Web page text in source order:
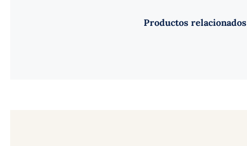
Productos relacionados